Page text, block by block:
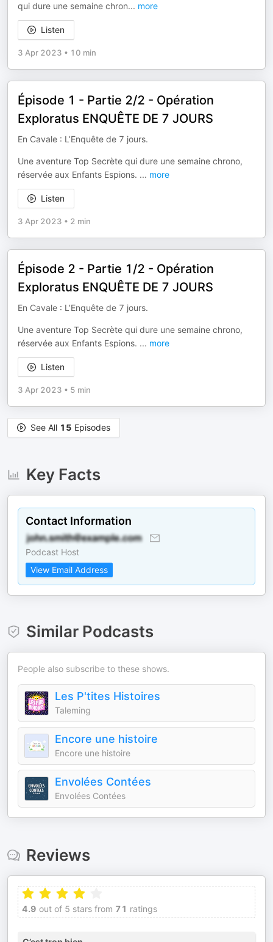
qui dure une semaine chron... more
Listen
3 Apr 2023 • 10 min
Épisode 1 - Partie 2/2 - Opération
Exploratus ENQUÊTE DE 7 JOURS
En Cavale : L’Enquête de 7 jours.
Une aventure Top Secrète qui dure une semaine chrono,
réservée aux Enfants Espions. ... more
Listen
3 Apr 2023 • 2 min
Épisode 2 - Partie 1/2 - Opération
Exploratus ENQUÊTE DE 7 JOURS
En Cavale : L’Enquête de 7 jours.
Une aventure Top Secrète qui dure une semaine chrono,
réservée aux Enfants Espions. ... more
Listen
3 Apr 2023 • 5 min
See All 15 Episodes
Key Facts
Contact Information
Podcast Host
View Email Address
Similar Podcasts
People also subscribe to these shows.
Les P'tites Histoires
Taleming
Encore une histoire
Encore une histoire
Envolées Contées
Envolées Contées
Reviews
4.9 out of 5 stars from 71 ratings